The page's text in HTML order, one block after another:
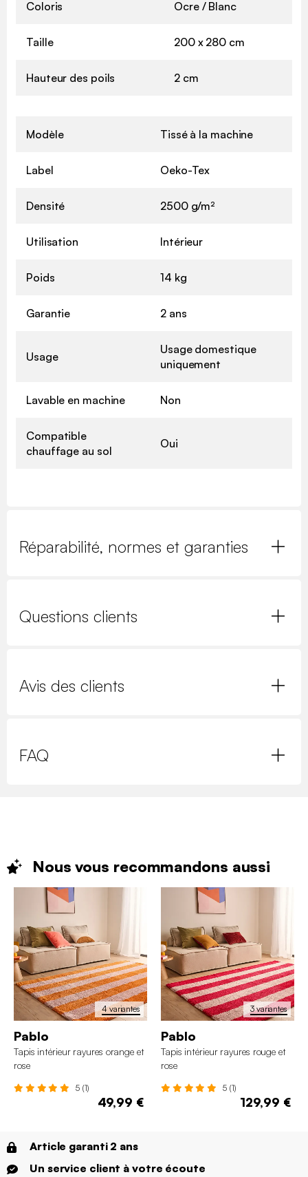
Coloris Ocre / Blanc
Taille 200 x 280 cm
Hauteur des poils 2 cm
Modèle Tissé à la machine
Label Oeko-Tex
Densité 2500 g/m²
Utilisation Intérieur
Poids 14 kg
Garantie 2 ans
Usage
Usage domestique
uniquement
Lavable en machine Non
Compatible
chauffage au sol
Oui
Réparabilité, normes et garanties
Questions clients
Avis des clients
FAQ
Nous vous recommandons aussi
4 variantes
Pablo
Tapis intérieur rayures orange et
rose
5 (1)
49,99 €
3 variantes
Pablo
Tapis intérieur rayures rouge et
rose
5 (1)
129,99 €
Article garanti 2 ans
Un service client à votre écoute